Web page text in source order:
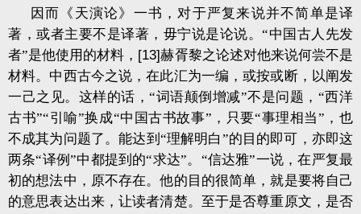
因而《天演论》一书，对于严复来说并不简单是译
著，或者主要不是译著，毋宁说是论说。“中国古人先发
者”是他使用的材料， [13]赫胥黎之论述对他来说何尝不是
材料。中西古今之说，在此汇为一编，或按或断，以阐发
一己之见。这样的话，“词语颠倒增减”不是问题，“西洋
古书”“引喻”换成“中国古书故事”，只要“事理相当”，也
不成其为问题了。能达到“理解明白”的目的即可，亦即这
两条“译例”中都提到的“求达”。“信达雅”一说，在严复最
初的想法中，原不存在。他的目的很简单，就是要将自己
的意思表达出来，让读者清楚。至于是否尊重原文，是否